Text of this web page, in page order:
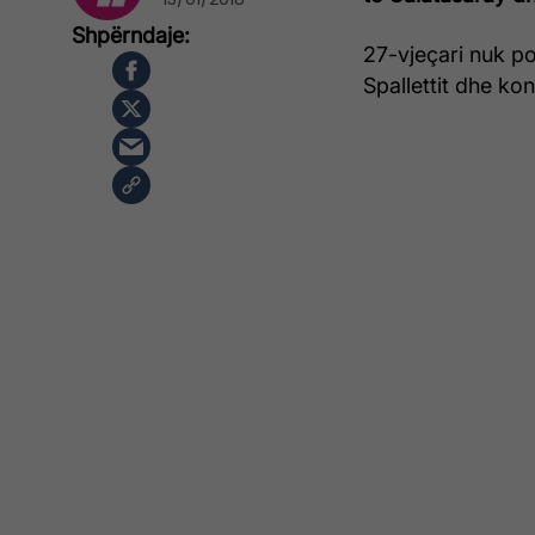
27-vjeçari nuk
Spallettit dhe